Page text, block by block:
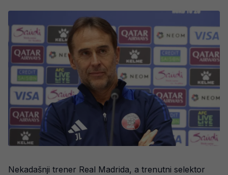
Nekadašnji trener Real Madrida, a trenutni selektor